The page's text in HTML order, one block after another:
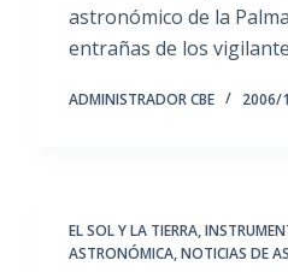
astronómico de la
entrañas de los
ADMINISTRADOR CBE 2006/
EL SOL Y LA TIERRA,
ASTRONÓMICA,NOTICIAS DE